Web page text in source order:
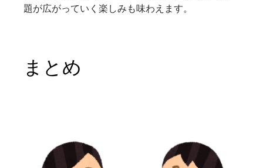
題が広がっていく楽しみも味わえます。
まとめ